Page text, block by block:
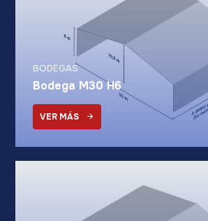
BODEGAS
Bodega M30 H6
VER MÁS